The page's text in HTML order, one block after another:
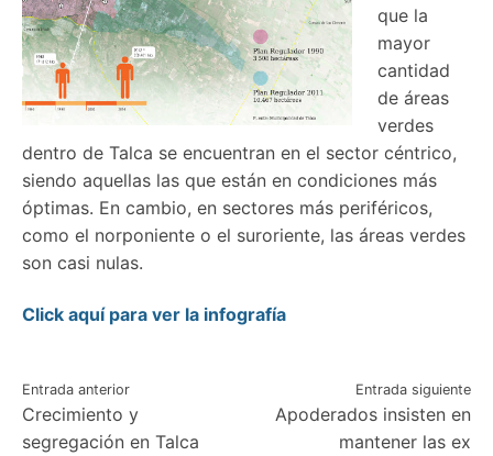
que la
mayor
cantidad
de áreas
verdes
dentro de Talca se encuentran en el sector céntrico,
siendo aquellas las que están en condiciones más
óptimas. En cambio, en sectores más periféricos,
como el norponiente o el suroriente, las áreas verdes
son casi nulas.
Click aquí para ver la infografía
Navegación
de
Entrada anterior
Crecimiento y
segregación en Talca
Entrada siguiente
Apoderados insisten en
mantener las ex